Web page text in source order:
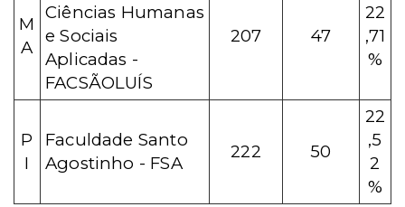
M
A
Ciências Humanas
e Sociais
Aplicadas -
FACSÃOLUÍS
207 47
22
,71
%
P
I
Faculdade Santo
Agostinho - FSA
222 50
22
,5
2
%